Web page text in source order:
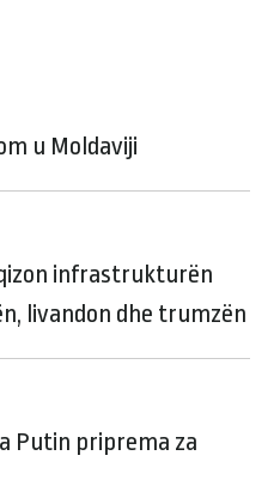
u Moldaviji
infrastrukturën
livandon dhe trumzën
Putin priprema za